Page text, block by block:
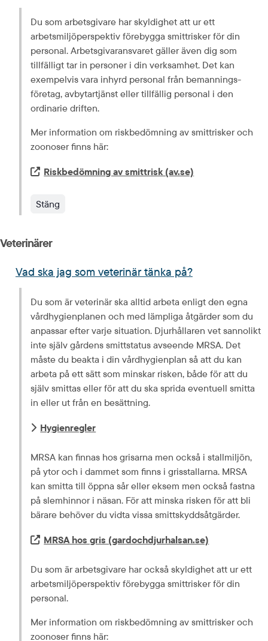
Du som arbetsgivare har skyldighet att ur ett
arbetsmiljöperspektiv förebygga smittrisker för din
personal. Arbetsgivar­ansvaret gäller även dig som
tillfälligt tar in personer i din verksamhet. Det kan
exempelvis vara inhyrd personal från bemannings­
företag, avbytartjänst eller tillfällig personal i den
ordinarie driften.
Mer information om riskbedömning av smittrisker och
zoonoser finns här:
Extern länk.
Riskbedömning av smittrisk (av.se)
Stäng
Veterinärer
Vad ska jag som veterinär tänka på?
Du som är veterinär ska alltid arbeta enligt den egna
vårdhygienplanen och med lämpliga åtgärder som du
anpassar efter varje situation. Djurhållaren vet sannolikt
inte själv gårdens smittstatus avseende MRSA. Det
måste du beakta i din vårdhygienplan så att du kan
arbeta på ett sätt som minskar risken, både för att du
själv smittas eller för att du ska sprida eventuell smitta
in eller ut från en besättning.
Hygienregler
MRSA kan finnas hos grisarna men också i stallmiljön,
på ytor och i dammet som finns i grisstallarna. MRSA
kan smitta till öppna sår eller eksem men också fastna
på slemhinnor i näsan. För att minska risken för att bli
bärare behöver du vidta vissa smittskyddsåtgärder.
Extern länk.
MRSA hos gris (gardochdjurhalsan.se)
Du som är arbetsgivare har också skyldighet att ur ett
arbetsmiljöperspektiv förebygga smittrisker för din
personal.
Mer information om riskbedömning av smittrisker och
zoonoser finns här: